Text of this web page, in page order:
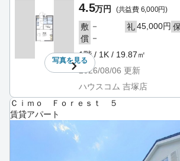
写真を見る
4.5万円 (共益費 6,000円)
敷 － 礼45,000円 保
償 －
1階 / 1K / 19.87㎡
2026/08/06 更新
ハウスコム 吉塚店
Ｃｉｍｏ Ｆｏｒｅｓｔ ５
賃貸アパート